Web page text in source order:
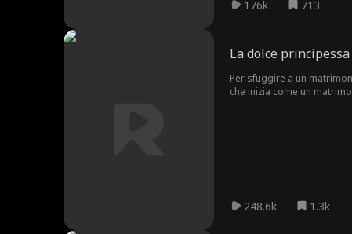
176k 713
La dolce
Per sfuggire a un
che inizia come un
248.6k 1.3k